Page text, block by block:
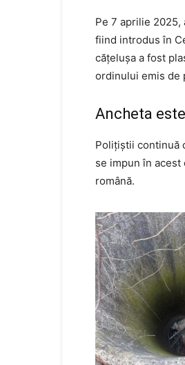
Pe 7 aprilie
fiind introdus în
cățelușa a fost
ordinului emis de
Ancheta
Polițiștii continuă
se impun în
română.